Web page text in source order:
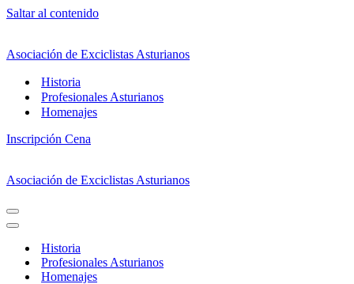
Saltar al contenido
Asociación de Exciclistas Asturianos
Historia
Profesionales Asturianos
Homenajes
Inscripción Cena
Asociación de Exciclistas Asturianos
Menú
de
Menú
navegación
Historia
Profesionales Asturianos
Homenajes